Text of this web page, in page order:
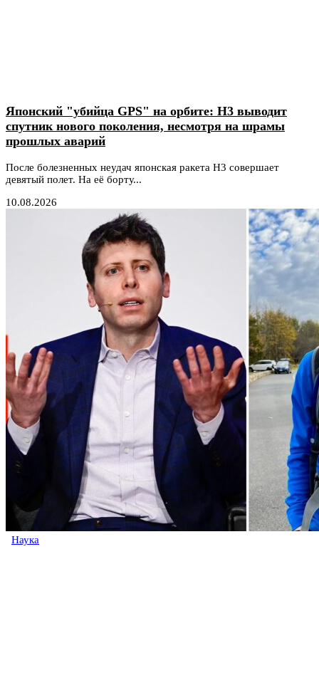
Японский "убийца GPS" на орбите: H3 выводит
спутник нового поколения, несмотря на шрамы
прошлых аварий
После болезненных неудач японская ракета H3 совершает
девятый полет. На её борту...
10.08.2026
Наука